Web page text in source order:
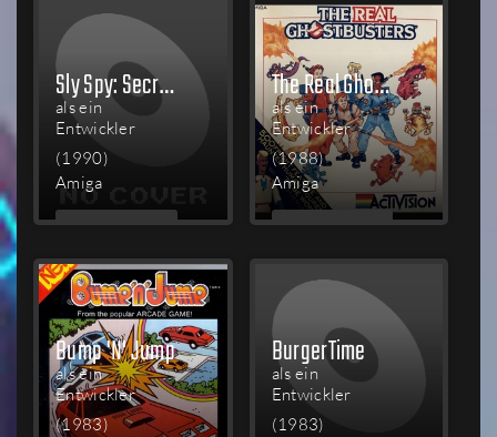
Sly Spy: Secret Agent
als ein
Entwickler
(1990)
Amiga
MEHR
The Real Ghostbusters
als ein
Entwickler
(1988)
Amiga
MEHR
Bump 'N' Jump
als ein
Entwickler
(1983)
BurgerTime
als ein
Entwickler
(1983)